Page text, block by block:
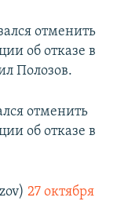
отменить
об отказе в
Полозов.
отменить
об отказе в
27 октября